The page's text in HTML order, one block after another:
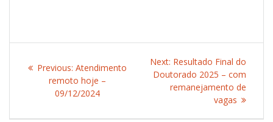
navigation
Previous: Previous
post:
Atendimento
remoto hoje –
09/12/2024
Next: Next
post:
Resultado Final do
Doutorado 2025 – com
remanejamento de
vagas